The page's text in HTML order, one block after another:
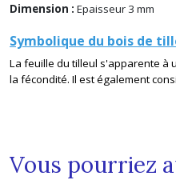
Dimension : Epaisseur 3 mm
Symbolique du bois de
La feuille du tilleul s'apparente à
la fécondité. Il est également
Vous pourriez